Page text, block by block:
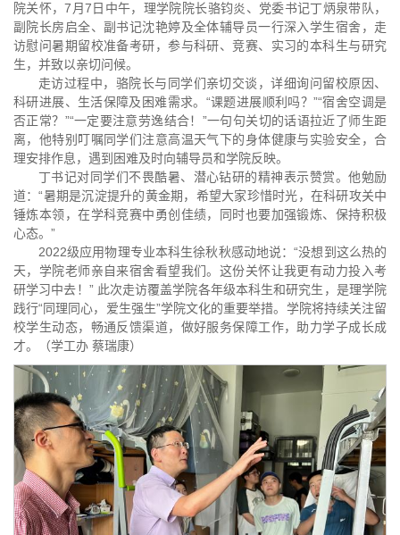
院关怀，7月7日中午，理学院院长骆钧炎、党委书记丁炳泉带队，
副院长房启全、副书记沈艳婷及全体辅导员一行深入学生宿舍，走
访慰问暑期留校准备考研，参与科研、竞赛、实习的本科生与研究
生，并致以亲切问候。
走访过程中，骆院长与同学们亲切交谈，详细询问留校原因、
科研进展、生活保障及困难需求。“课题进展顺利吗？”“宿舍空调是
否正常？”“一定要注意劳逸结合！”一句句关切的话语拉近了师生距
离，他特别叮嘱同学们注意高温天气下的身体健康与实验安全，合
理安排作息，遇到困难及时向辅导员和学院反映。
丁书记对同学们不畏酷暑、潜心钻研的精神表示赞赏。他勉励
道：“暑期是沉淀提升的黄金期，希望大家珍惜时光，在科研攻关中
锤炼本领，在学科竞赛中勇创佳绩，同时也要加强锻炼、保持积极
心态。”
2022级应用物理专业本科生徐秋秋感动地说：“没想到这么热的
天，学院老师亲自来宿舍看望我们。这份关怀让我更有动力投入考
研学习中去！” 此次走访覆盖学院各年级本科生和研究生，是理学院
践行“同理同心，爱生强生”学院文化的重要举措。学院将持续关注留
校学生动态，畅通反馈渠道，做好服务保障工作，助力学子成长成
才。（学工办 蔡瑞康）